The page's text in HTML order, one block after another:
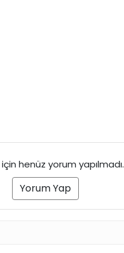
henüz yorum yapılmadı.
Yorum Yap